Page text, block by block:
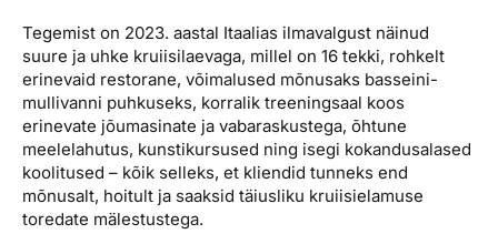
Tegemist on 2023. aastal Itaalias ilmavalgust näinud
suure ja uhke kruiisilaevaga, millel on 16 tekki, rohkelt
erinevaid restorane, võimalused mõnusaks basseini-
mullivanni puhkuseks, korralik treeningsaal koos
erinevate jõumasinate ja vabaraskustega, õhtune
meelelahutus, kunstikursused ning isegi kokandusalased
koolitused – kõik selleks, et kliendid tunneks end
mõnusalt, hoitult ja saaksid täiusliku kruiisielamuse
toredate mälestustega.